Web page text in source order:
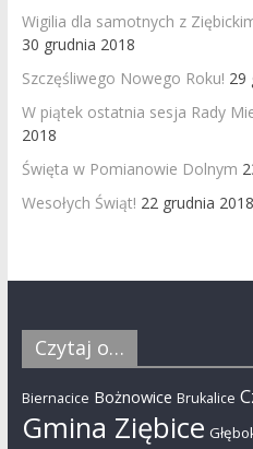
Wigilia dla samotnych z
30 grudnia 2018
Szczęśliwego Nowego Roku! 29
W piątek ostatnia sesja Rady
2018
Święta w Pomianowie Dolnym
Wesołych Świąt! 22 grudnia 2018
Czytaj o…
Biernacice Bożnowice Brukalice
Gmina Ziębice